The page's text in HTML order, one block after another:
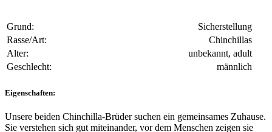
Grund:
Sicherstellung
Rasse/Art:
Chinchillas
Alter:
unbekannt, adult
Geschlecht:
männlich
Eigenschaften:
Unsere beiden Chinchilla-Brüder suchen ein gemeinsames Zuhause.
Sie verstehen sich gut miteinander, vor dem Menschen zeigen sie